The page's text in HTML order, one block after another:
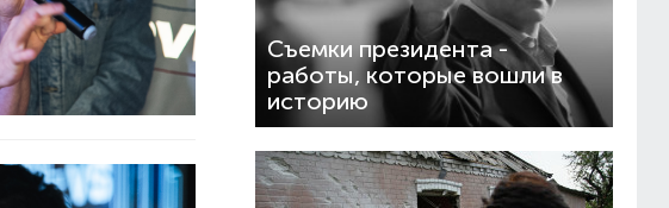
Съемки президента -
работы, которые вошли в
историю